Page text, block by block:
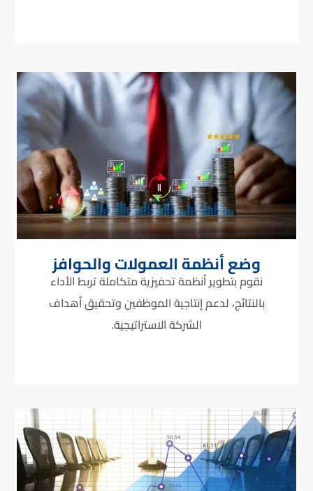
وضع أنظمة العمولات والحوافز
نقوم بتطوير أنظمة تحفيزية متكاملة تربط الأداء
بالنتائج، لدعم إنتاجية الموظفين وتحقيق أهداف
الشركة الاستراتيجية.